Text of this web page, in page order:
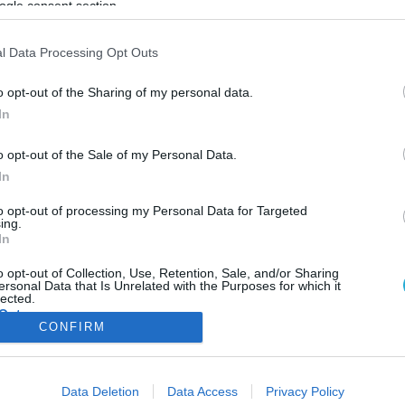
consent section.
Data Processing Opt Outs
opt-out of the Sharing of my personal data.
opt-out of the Sale of my Personal Data.
opt-out of processing my Personal Data for Targeted
opt-out of Collection, Use, Retention, Sale, and/or Sharing
Data that Is Unrelated with the Purposes for which it
allow Google to enable storage related to advertising like cookies on
CONFIRM
Data Deletion Data Access Privacy Policy
ΑΣΘΕΝΕΙΕΣ ΨΥΧΟΛΟΓΙΑ
ΦΥΣΙΚΗ ΚΑΤΑΣΤΑΣΗ
Νέα επιστημονικά στοιχεία για τους
δικέφαλους
Αμερικανοί επιστήμονες υποστηρίζουν ότι ανακάλυψαν την
που κρύβεται πίσω από τα μεγάλα «ποντίκια», σύμφωνα με
journal.Τα μυώδη δικέφαλα αντλούν την δύναμή τους από τη
ενός… κυτταρικού πλέγματος και όχι κατ’ ανάγκη από την
σωματική άσκηση, υποστηρίζουν οι επιστήμονες του
της Ουάσινγκτον. […]
08.08.2013 10:08
ΦΑΡΜΑΚΑ